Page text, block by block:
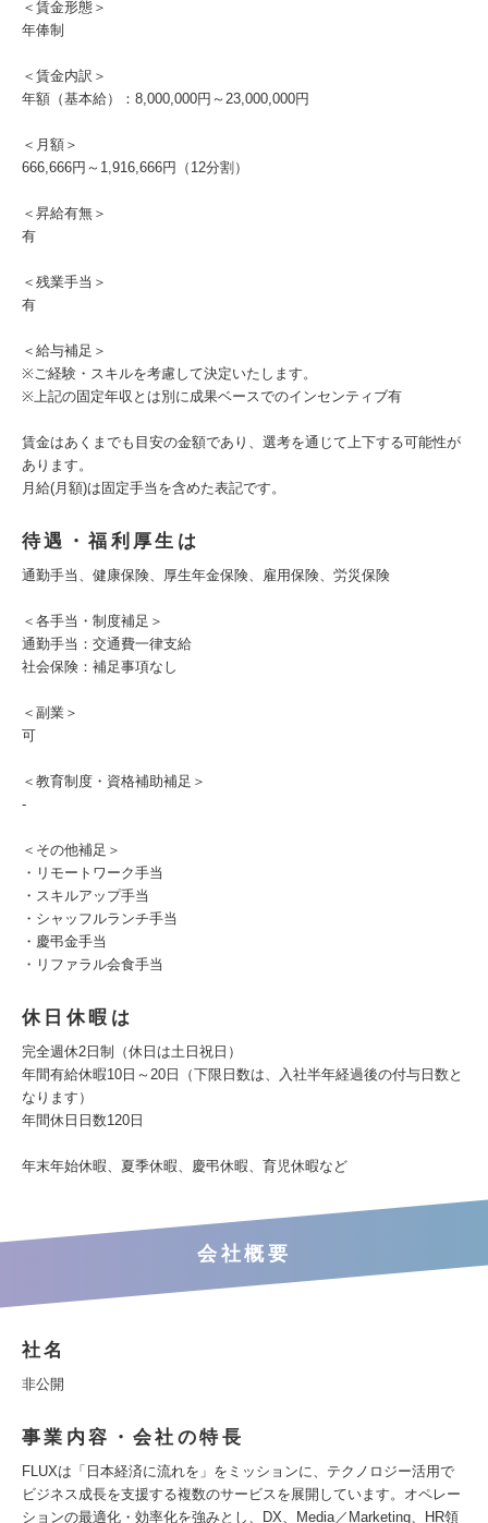
＜賃金形態＞
年俸制
＜賃金内訳＞
年額（基本給）：8,000,000円～23,000,000円
＜月額＞
666,666円～1,916,666円（12分割）
＜昇給有無＞
有
＜残業手当＞
有
＜給与補足＞
※ご経験・スキルを考慮して決定いたします。
※上記の固定年収とは別に成果ベースでのインセンティブ有
賃金はあくまでも目安の金額であり、選考を通じて上下する可能性が
あります。
月給(月額)は固定手当を含めた表記です。
待遇・福利厚生は
通勤手当、健康保険、厚生年金保険、雇用保険、労災保険
＜各手当・制度補足＞
通勤手当：交通費一律支給
社会保険：補足事項なし
＜副業＞
可
＜教育制度・資格補助補足＞
-
＜その他補足＞
・リモートワーク手当
・スキルアップ手当
・シャッフルランチ手当
・慶弔金手当
・リファラル会食手当
休日休暇は
完全週休2日制（休日は土日祝日）
年間有給休暇10日～20日（下限日数は、入社半年経過後の付与日数と
なります）
年間休日日数120日
年末年始休暇、夏季休暇、慶弔休暇、育児休暇など
会社概要
社名
非公開
事業内容・会社の特長
FLUXは「日本経済に流れを」をミッションに、テクノロジー活用で
ビジネス成長を支援する複数のサービスを展開しています。オペレー
ションの最適化・効率化を強みとし、DX、Media／Marketing、HR領